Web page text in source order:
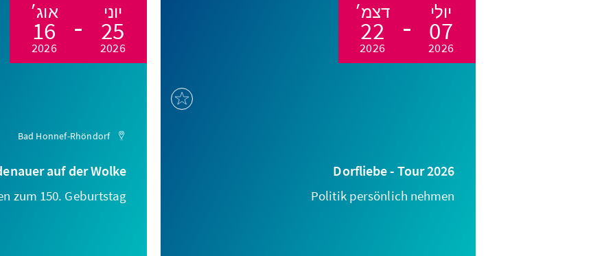
יולי
07
2026
דצמ׳
22
2026
Dorfliebe - Tour 2026
Politik persönlich nehmen
יוני
25
2026
אוג׳
16
2026
Bad Honnef-Rhöndorf
auf der Wolke
zum 150. Geburtstag